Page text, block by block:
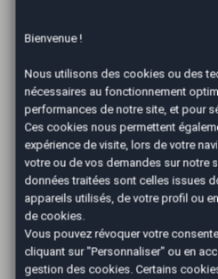
Avec notre réseau de
vérifions la solvabilité de
paiement en agence en lui
certifié par sa banque.
avec AutoEasy est la solution
à la vente de particulier à
Comment se
l'estimation
avec AutoEasy
Bienvenue !
Nous utilisons des cookies ou des
nécessaires au fonctionnement
performances de notre site, et pour
Ces cookies nous permettent
expérience de visite, lors de votre
votre ou de vos demandes sur notre
données traitées sont celles issues
appareils utilisés, de votre profil ou
de cookies.
Vous pouvez révoquer votre
cliquant sur "Personnaliser" ou en
gestion des cookies. Certains